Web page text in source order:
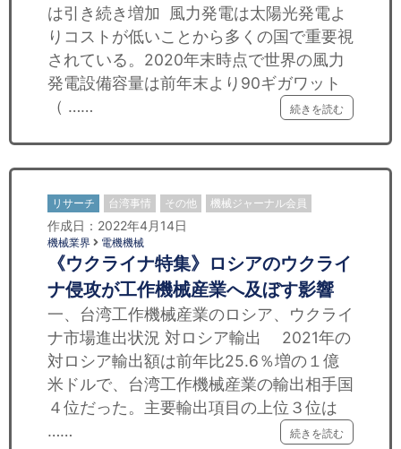
は引き続き増加 風力発電は太陽光発電よ
りコストが低いことから多くの国で重要視
されている。2020年末時点で世界の風力
発電設備容量は前年末より90ギガワット
（ ……
続きを読む
リサーチ 台湾事情 その他 機械ジャーナル会員
作成日：2022年4月14日
機械業界 電機機械
《ウクライナ特集》ロシアのウクライ
ナ侵攻が工作機械産業へ及ぼす影響
一、台湾工作機械産業のロシア、ウクライ
ナ市場進出状況 対ロシア輸出 2021年の
対ロシア輸出額は前年比25.6％増の１億
米ドルで、台湾工作機械産業の輸出相手国
４位だった。主要輸出項目の上位３位は
……
続きを読む